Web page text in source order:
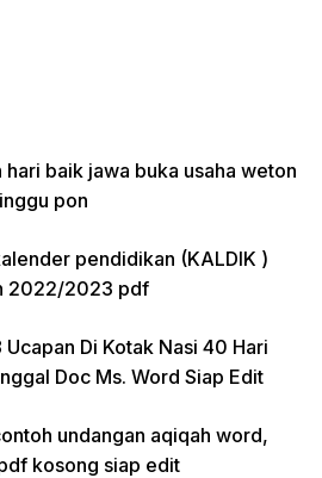
hari baik jawa buka usaha weton
pon
pendidikan (KALDIK )
2022/2023 pdf
Di Kotak Nasi 40 Hari
Doc Ms. Word Siap Edit
undangan aqiqah word,
kosong siap edit